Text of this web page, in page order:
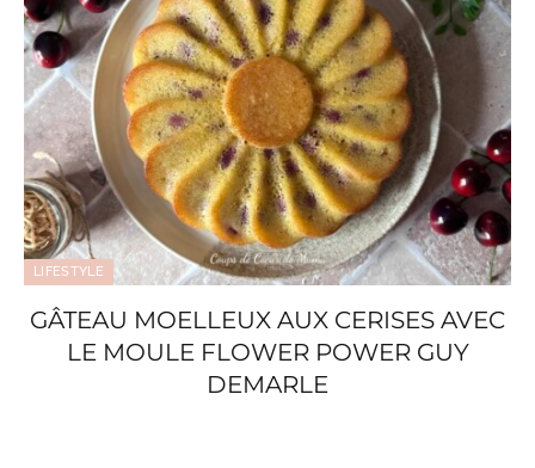
LIFESTYLE
GÂTEAU MOELLEUX AUX CERISES AVEC
LE MOULE FLOWER POWER GUY
DEMARLE